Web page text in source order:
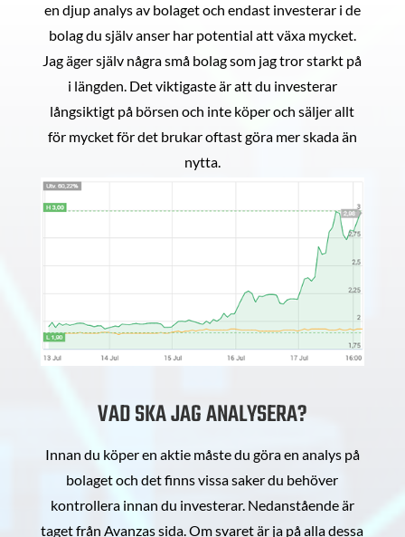
en djup analys av bolaget och endast investerar i de
bolag du själv anser har potential att växa mycket.
Jag äger själv några små bolag som jag tror starkt på
i längden. Det viktigaste är att du investerar
långsiktigt på börsen och inte köper och säljer allt
för mycket för det brukar oftast göra mer skada än
nytta.
VAD SKA JAG ANALYSERA?
Innan du köper en aktie måste du göra en analys på
bolaget och det finns vissa saker du behöver
kontrollera innan du investerar. Nedanstående är
taget från Avanzas sida. Om svaret är ja på alla dessa